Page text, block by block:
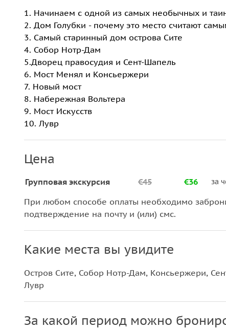
1. Начинаем с одной из самых необычных и
2. Дом Голубки - почему это место считают
3. Самый старинный дом острова Сите
4. Собор Нотр-Дам
5.Дворец правосудия и Сент-Шапель
6. Мост Менял и Консьержери
7. Новый мост
8. Набережная Вольтера
9. Мост Искусств
10. Лувр
Цена
Групповая экскурсия €45 €36 за
При любом способе оплаты необходимо
подтверждение на почту и (или) смс.
Какие места вы увидите
Остров Сите, Собор Нотр-Дам, Консьержери,
Лувр
За какой период можно